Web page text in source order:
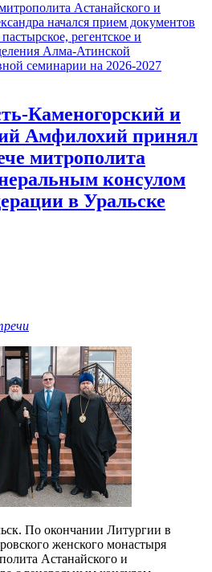
Астанайского и
начался прием документов
регентское и
Алма-Атинской
семинарии на 2026-2027
Каменогорский и
Амфилохий принял
митрополита
консулом
в Уральске
По окончании Литургии в
женского монастыря
Астанайского и